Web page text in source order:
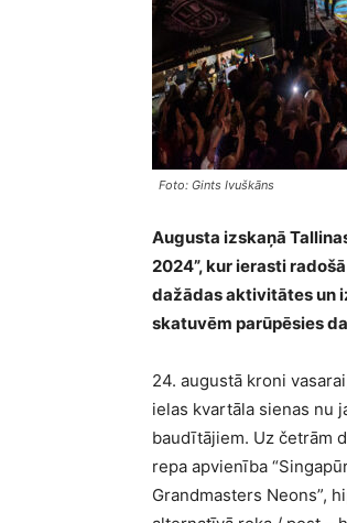
Foto: Gints Ivuškāns
Augusta izskaņā
2024”, kur ierasti
dažādas aktivitātes un
skatuvēm parūpēsies
24. augustā kroni
ielas kvartāla sienas nu
baudītājiem. Uz četrām
repa apvienība
Grandmasters Neons”,